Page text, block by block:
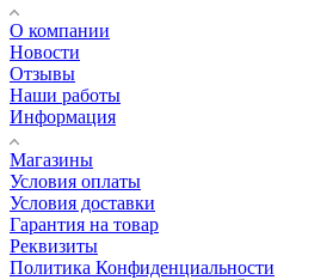
О компании
Новости
Отзывы
Наши работы
Информация
Магазины
Условия оплаты
Условия доставки
Гарантия на товар
Реквизиты
Политика Конфиденциальности